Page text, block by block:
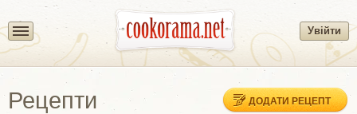
Увійти
Рецепти ДОДАТИ РЕЦЕПТ